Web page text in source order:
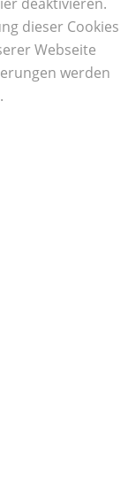
dieser Cookies
Webseite
werden